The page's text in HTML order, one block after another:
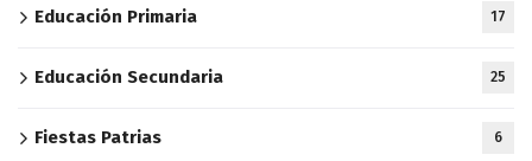
Educación Primaria 17
Educación Secundaria 25
Fiestas Patrias 6